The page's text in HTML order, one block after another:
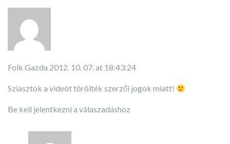
Folk Gazda 2012. 10. 07. at 18:43:24
Sziasztok a videót törölték szerzői jogok miatt!
Be kell jelentkezni a válaszadáshoz